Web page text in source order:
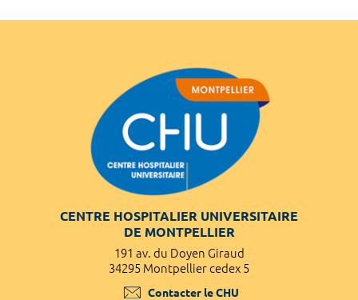
CENTRE HOSPITALIER UNIVERSITAIRE
DE MONTPELLIER
191 av. du Doyen Giraud
34295 Montpellier cedex 5
Contacter le CHU